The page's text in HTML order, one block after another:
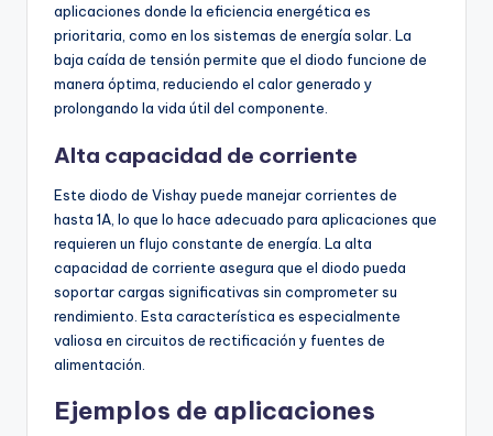
aplicaciones donde la eficiencia energética es
prioritaria, como en los sistemas de energía solar. La
baja caída de tensión permite que el diodo funcione de
manera óptima, reduciendo el calor generado y
prolongando la vida útil del componente.
Alta capacidad de corriente
Este diodo de Vishay puede manejar corrientes de
hasta 1A, lo que lo hace adecuado para aplicaciones que
requieren un flujo constante de energía. La alta
capacidad de corriente asegura que el diodo pueda
soportar cargas significativas sin comprometer su
rendimiento. Esta característica es especialmente
valiosa en circuitos de rectificación y fuentes de
alimentación.
Ejemplos de aplicaciones